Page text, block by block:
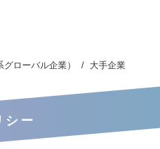
ローバル企業） 大手企業
シー